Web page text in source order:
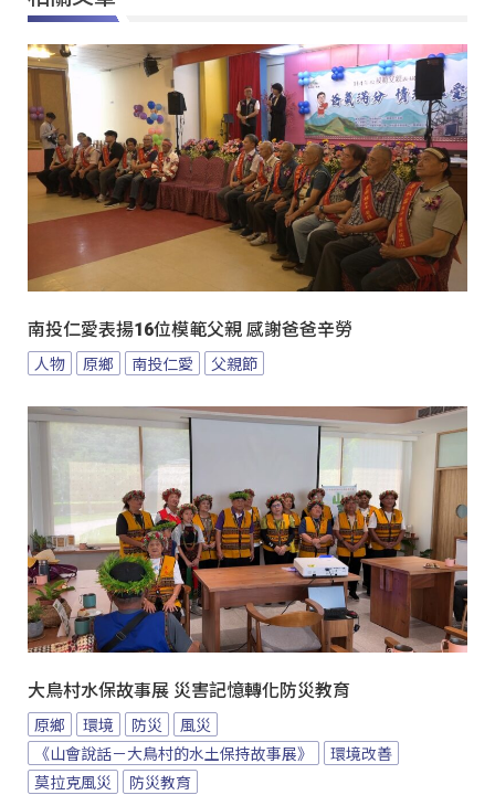
南投仁愛表揚16位模範父親 感謝爸爸辛勞
人物 原鄉 南投仁愛 父親節
大鳥村水保故事展 災害記憶轉化防災教育
原鄉 環境 防災
風災
《山會說話－大鳥村的水土保持故事展》
環境改善
莫拉克風災
防災教育